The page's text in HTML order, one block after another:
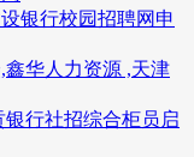
银行校园招聘网申
华人力资源 ,天津
行社招综合柜员启